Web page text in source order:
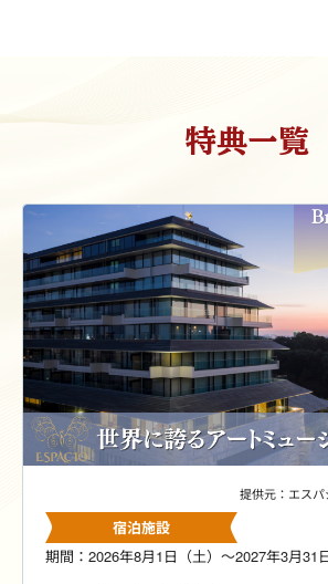
特典一覧
提供元：エス
宿泊施設
期間：2026年8月1日（土）～2027年3月31